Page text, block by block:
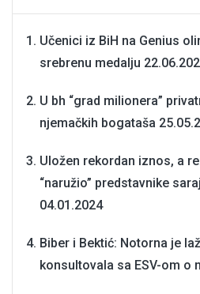
Učenici iz BiH na Genius
srebrenu medalju
U bh “grad milionera”
njemačkih bogataša
Uložen rekordan iznos, a
“naružio” predstavnike
04.01.2024
Biber i Bektić: Notorna je
konsultovala sa ESV-om o